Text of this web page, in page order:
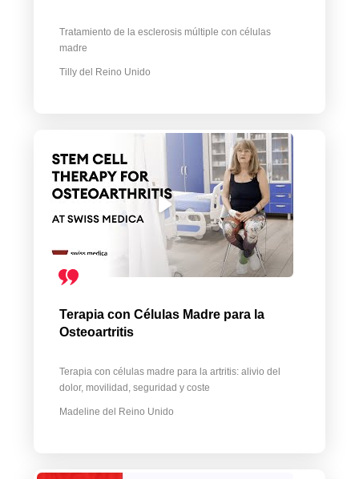
Tratamiento de la esclerosis múltiple con células
madre
Tilly del Reino Unido
Terapia con Células Madre para la
Osteoartritis
Terapia con células madre para la artritis: alivio del
dolor, movilidad, seguridad y coste
Madeline del Reino Unido